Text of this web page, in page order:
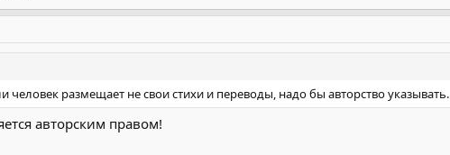
человек размещает не свои стихи и переводы, надо бы авторство указывать.
авторским правом!